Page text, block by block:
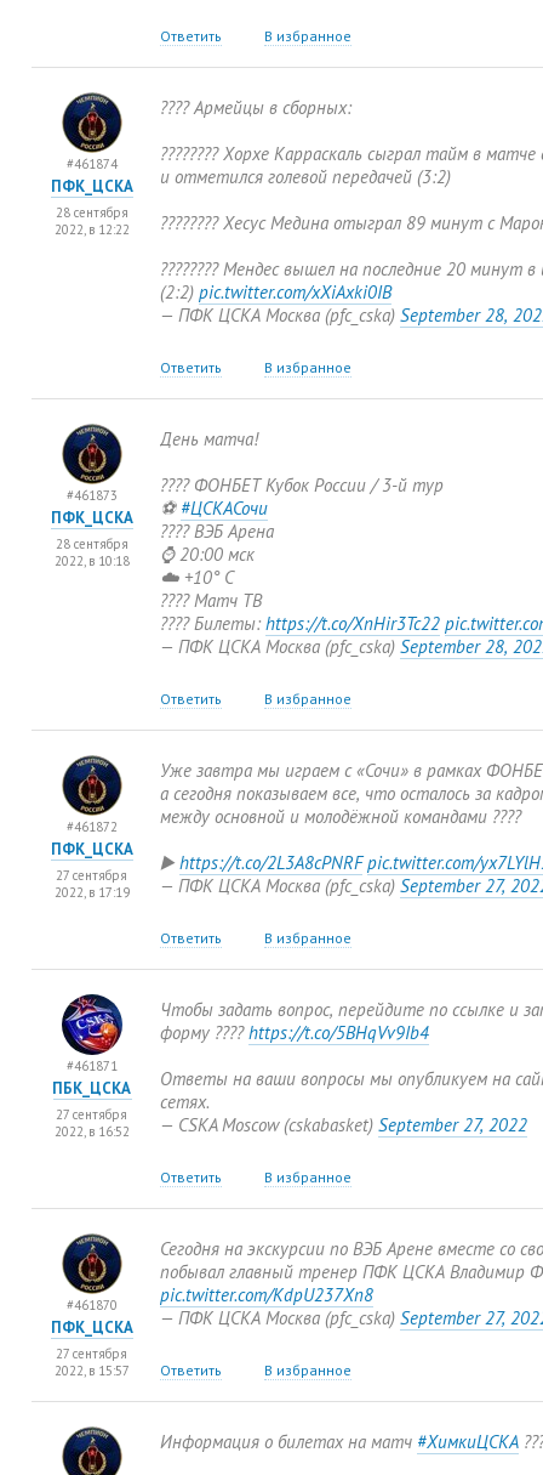
Ответить В избранное
???? Армейцы в сборных:
???????? Хорхе Карраскаль сыграл тайм в матче
и отметился голевой передачей (3:2)
???????? Хесус Медина отыграл 89 минут с
???????? Мендес вышел на последние 20 минут
(2:2) pic.twitter.com/xXiAxki0IB
— ПФК ЦСКА Москва (pfc_cska) September 28,
Ответить В избранное
#461874
ПФК_ЦСКА
28 сентября
2022, в 12:22
День матча!
???? ФОНБЕТ Кубок России / 3-й тур
⚽ #ЦСКАСочи
???? ВЭБ Арена
⌚ 20:00 мск
☁️ +10° С
???? Матч ТВ
???? Билеты: https://t.co/XnHir3Tc22
— ПФК ЦСКА Москва (pfc_cska) September 28,
Ответить В избранное
#461873
ПФК_ЦСКА
28 сентября
2022, в 10:18
Уже завтра мы играем с «Сочи» в рамках
а сегодня показываем все, что осталось за
между основной и молодёжной командами ????
▶️ https://t.co/2L3A8cPNRF pic.twitter.com/
— ПФК ЦСКА Москва (pfc_cska) September 27,
Ответить В избранное
#461872
ПФК_ЦСКА
27 сентября
2022, в 17:19
Чтобы задать вопрос, перейдите по ссылке и
форму ????https://t.co/5BHqVv9Ib4
Ответы на ваши вопросы мы опубликуем на
сетях.
— CSKA Moscow (cskabasket) September 27, 2022
Ответить В избранное
#461871
ПБК_ЦСКА
27 сентября
2022, в 16:52
Сегодня на экскурсии по ВЭБ Арене вместе со
побывал главный тренер ПФК ЦСКА Владимир
pic.twitter.com/KdpU237Xn8
— ПФК ЦСКА Москва (pfc_cska) September 27,
Ответить В избранное
#461870
ПФК_ЦСКА
27 сентября
2022, в 15:57
Информация о билетах на матч #ХимкиЦСКА